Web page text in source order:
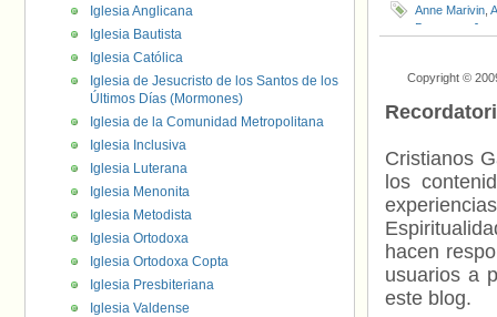
Anne Marivin
Bousquet
Copyright ©
Cristianos
los
hacen
usuarios a
este blog.
Iglesia Anglicana
Iglesia Bautista
Iglesia Católica
Iglesia de Jesucristo de los Santos de los
Últimos Días (Mormones)
Iglesia de la Comunidad Metropolitana
Iglesia Inclusiva
Iglesia Luterana
Iglesia Menonita
Iglesia Metodista
Iglesia Ortodoxa
Iglesia Ortodoxa Copta
Iglesia Presbiteriana
Iglesia Valdense